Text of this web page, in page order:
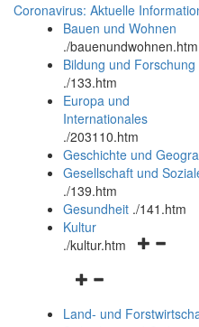
Coronavirus: Aktuelle
Bauen und Wohnen
./bauenundwohnen.htm
Bildung und Forschung
./133.htm
Europa und
Internationales
./203110.htm
Geschichte und
Gesellschaft und
./139.htm
Gesundheit ./141.htm
Kultur
./kultur.htm
Navigationsmenü
und
Land- und